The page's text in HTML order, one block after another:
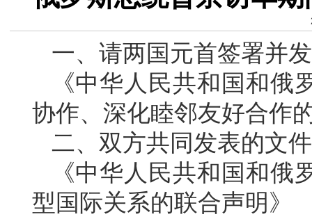
一、请两国元首签署并
《中华人民共和国和
协作、深化睦邻友好合作
二、双方共同发表的文件
《中华人民共和国和
型国际关系的联合声明》